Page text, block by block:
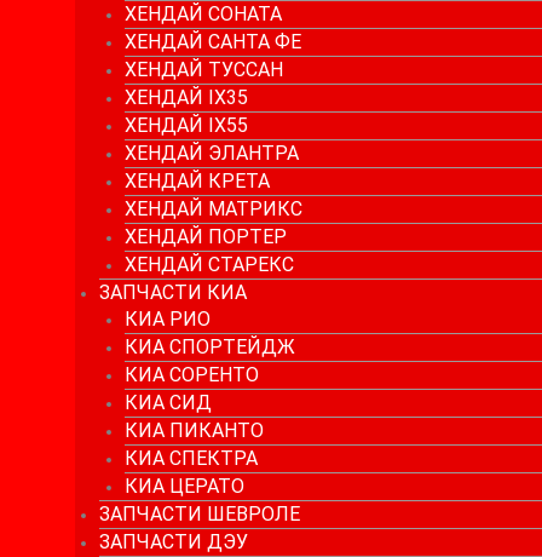
ХЕНДАЙ СОНАТА
ХЕНДАЙ САНТА ФЕ
ХЕНДАЙ ТУССАН
ХЕНДАЙ IX35
ХЕНДАЙ IX55
ХЕНДАЙ ЭЛАНТРА
ХЕНДАЙ КРЕТА
ХЕНДАЙ МАТРИКС
ХЕНДАЙ ПОРТЕР
ХЕНДАЙ СТАРЕКС
ЗАПЧАСТИ КИА
КИА РИО
КИА СПОРТЕЙДЖ
КИА СОРЕНТО
КИА СИД
КИА ПИКАНТО
КИА СПЕКТРА
КИА ЦЕРАТО
ЗАПЧАСТИ ШЕВРОЛЕ
ЗАПЧАСТИ ДЭУ